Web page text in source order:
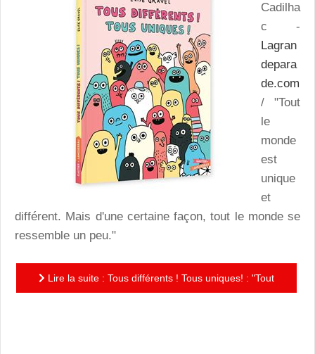
Cadilha
c -
Lagran
depara
de.com
/ "Tout
le
monde
est
unique
et
différent. Mais d'une certaine façon, tout le monde se
ressemble un peu."
Lire la suite : Tous différents ! Tous uniques! : "Tout